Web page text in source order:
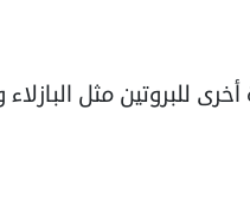
للبروتين مثل